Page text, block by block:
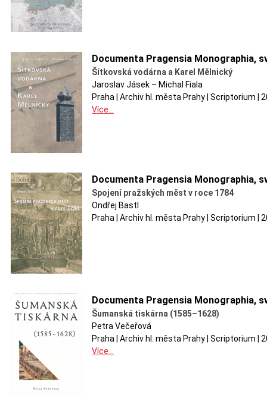
Documenta Pragensia Monographia,
Šítkovská vodárna a Karel Mělnický
Jaroslav Jásek – Michal Fiala
Praha | Archiv hl. města Prahy | Scriptorium |
Více...
Documenta Pragensia Monographia,
Spojení pražských měst v roce 1784
Ondřej Bastl
Praha | Archiv hl. města Prahy | Scriptorium |
Documenta Pragensia Monographia,
Šumanská tiskárna (1585–1628)
Petra Večeřová
Praha | Archiv hl. města Prahy | Scriptorium |
Více...